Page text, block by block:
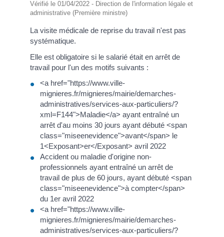
Vérifié le 01/04/2022 - Direction de l'information légale et
administrative (Première ministre)
La visite médicale de reprise du travail n'est pas
systématique.
Elle est obligatoire si le salarié était en arrêt de
travail pour l'un des motifs suivants :
<a href="https://www.ville-
mignieres.fr/mignieres/mairie/demarches-
administratives/services-aux-particuliers/?
xml=F144">Maladie</a> ayant entraîné un
arrêt d'au moins 30 jours ayant débuté <span
class="miseenevidence">avant</span> le
1<Exposant>er</Exposant> avril 2022
Accident ou maladie d'origine non-
professionnels ayant entraîné un arrêt de
travail de plus de 60 jours, ayant débuté <span
class="miseenevidence">à compter</span>
du 1er avril 2022
<a href="https://www.ville-
mignieres.fr/mignieres/mairie/demarches-
administratives/services-aux-particuliers/?